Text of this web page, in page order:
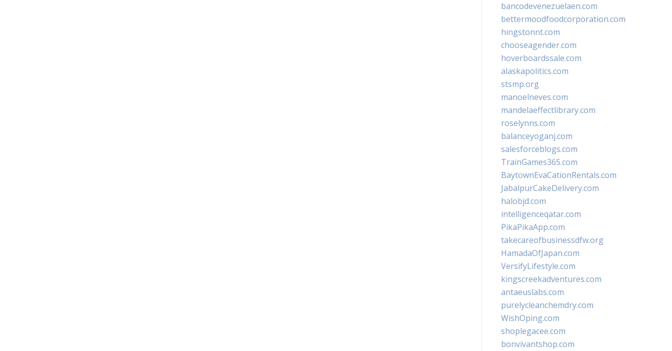
bancodevenezuelaen.com
bettermoodfoodcorporation.com
hingstonnt.com
chooseagender.com
hoverboardssale.com
alaskapolitics.com
stsmp.org
manoelneves.com
mandelaeffectlibrary.com
roselynns.com
balanceyoganj.com
salesforceblogs.com
TrainGames365.com
BaytownEvaCationRentals.com
JabalpurCakeDelivery.com
halobjd.com
intelligenceqatar.com
PikaPikaApp.com
takecareofbusinessdfw.org
HamadaOfJapan.com
VersifyLifestyle.com
kingscreekadventures.com
antaeuslabs.com
purelycleanchemdry.com
WishOping.com
shoplegacee.com
bonvivantshop.com